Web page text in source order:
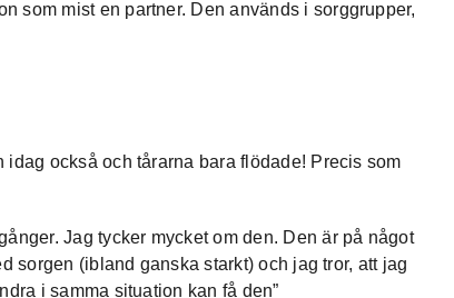
som mist en partner. Den används i sorggrupper,
också och tårarna bara flödade! Precis som
Jag tycker mycket om den. Den är på något
sorgen (ibland ganska starkt) och jag tror, att jag
i samma situation kan få den”